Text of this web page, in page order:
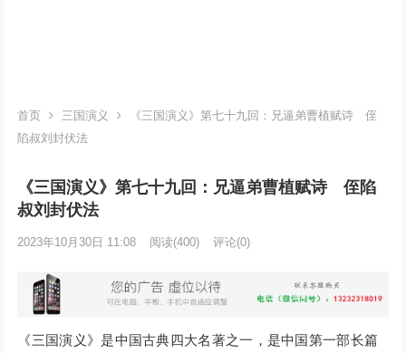
首页 三国演义
《三国演义》第七十九回：兄逼弟曹植赋诗 侄
陷叔刘封伏法
《三国演义》第七十九回：兄逼弟曹植赋诗 侄陷
叔刘封伏法
2023年10月30日 11:08 阅读(400) 评论(0)
《三国演义》是中国古典四大名著之一，是中国第一部长篇